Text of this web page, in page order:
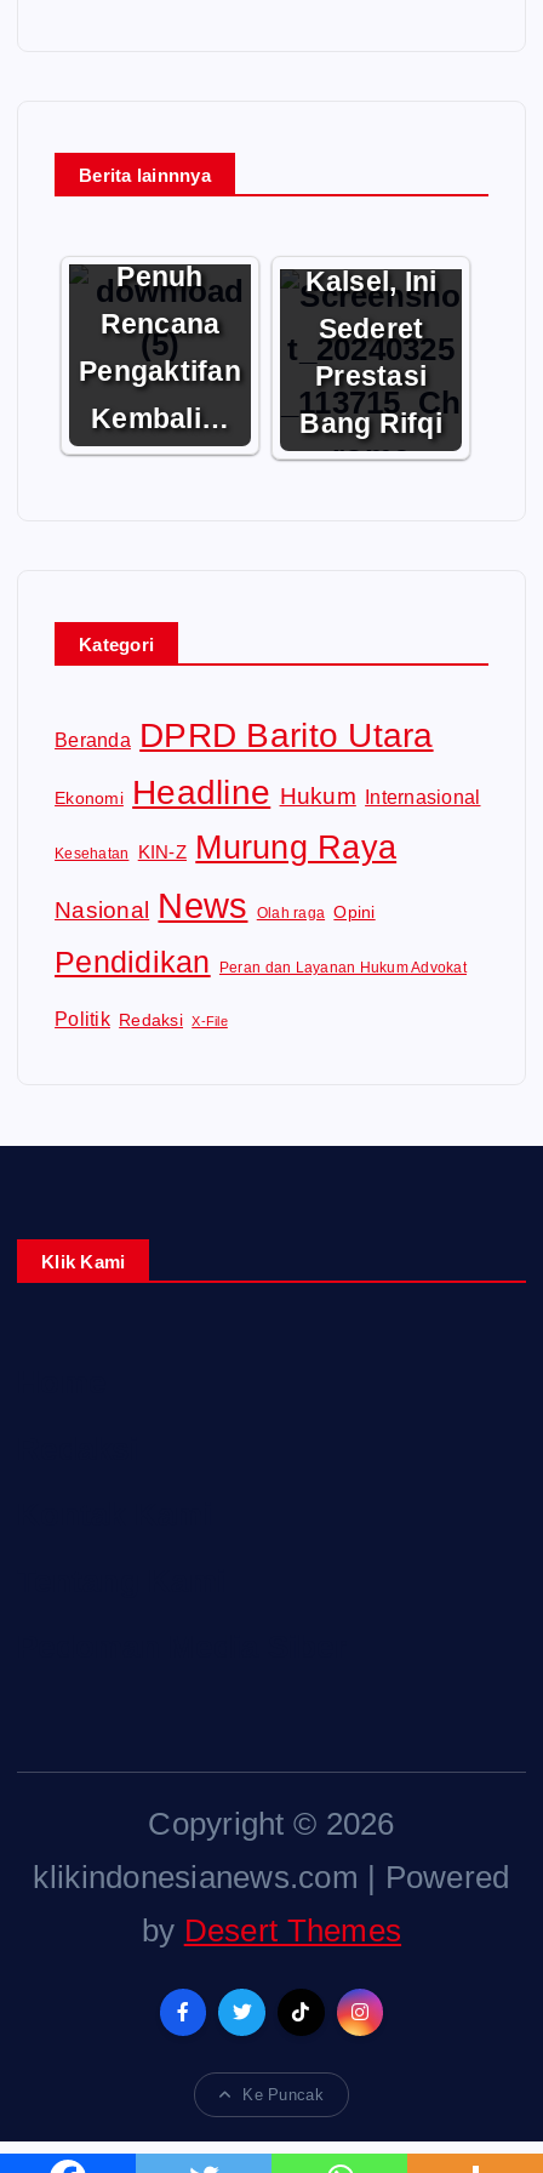
Berita lainnnya
Parlemen
Penuh
Rencana
Pengaktifan
Kembali…
Bursa
Kalsel, Ini
Sederet
Prestasi
Bang Rifqi
Kategori
Beranda DPRD Barito Utara
Ekonomi Headline Hukum Internasional
Kesehatan KIN-Z Murung Raya
Nasional News Olah raga Opini
Pendidikan Peran dan Layanan Hukum Advokat
Politik Redaksi X-File
Klik Kami
Copyright © 2026
klikindonesianews.com | Powered
by Desert Themes
Ke Puncak